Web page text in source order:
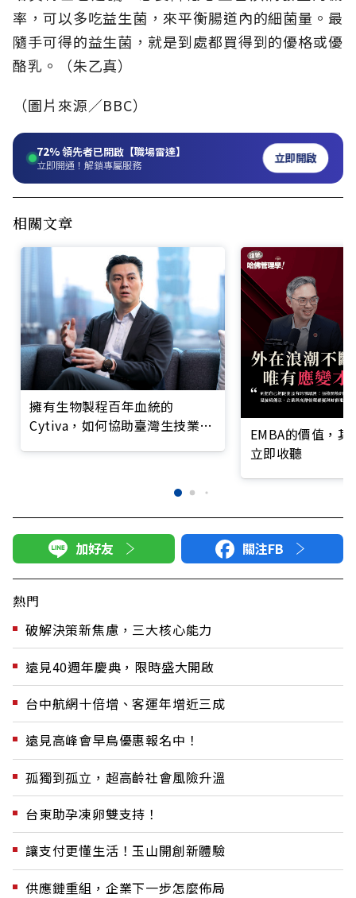
率，可以多吃益生菌，來平衡腸道內的細菌量。最
隨手可得的益生菌，就是到處都買得到的優格或優
酪乳。（朱乙真）
（圖片來源∕BBC）
72%領先者已開啟【職場雷達】
立即開通！解鎖專屬服務 立即開啟
相關文章
擁有生物製程百年血統的
Cytiva，如何協助臺灣生技業打
EMBA的價值，
立即收聽
加好友 關注FB
熱門
破解決策新焦慮，三大核心能力
遠見40週年慶典，限時盛大開啟
台中航網十倍增、客運年增近三成
遠見高峰會早鳥優惠報名中！
孤獨到孤立，超高齡社會風險升溫
台東助孕凍卵雙支持！
讓支付更懂生活！玉山開創新體驗
供應鏈重組，企業下一步怎麼佈局